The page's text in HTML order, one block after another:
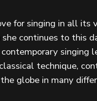
for singing in all its
continues to this
singing
technique,
globe in many